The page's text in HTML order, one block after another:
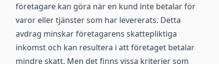
företagare kan göra när en kund inte betalar för
varor eller tjänster som har levererats. Detta
avdrag minskar företagarens skattepliktiga
inkomst och kan resultera i att företaget betalar
mindre skatt. Men det finns vissa kriterier som